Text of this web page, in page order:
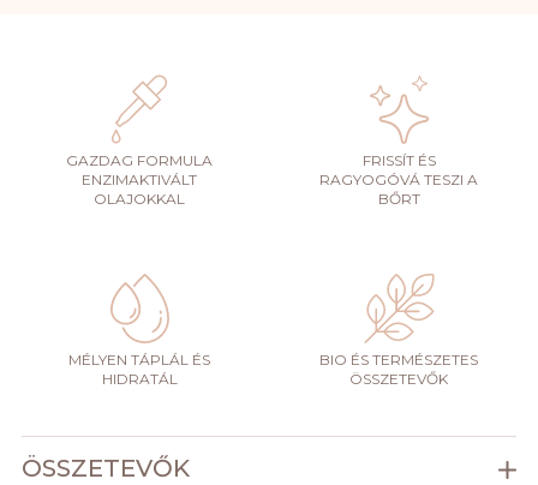
GAZDAG FORMULA
ENZIMAKTIVÁLT
OLAJOKKAL
FRISSÍT ÉS
RAGYOGÓVÁ TESZI A
BŐRT
MÉLYEN TÁPLÁL ÉS
HIDRATÁL
BIO ÉS TERMÉSZETES
ÖSSZETEVŐK
ÖSSZETEVŐK